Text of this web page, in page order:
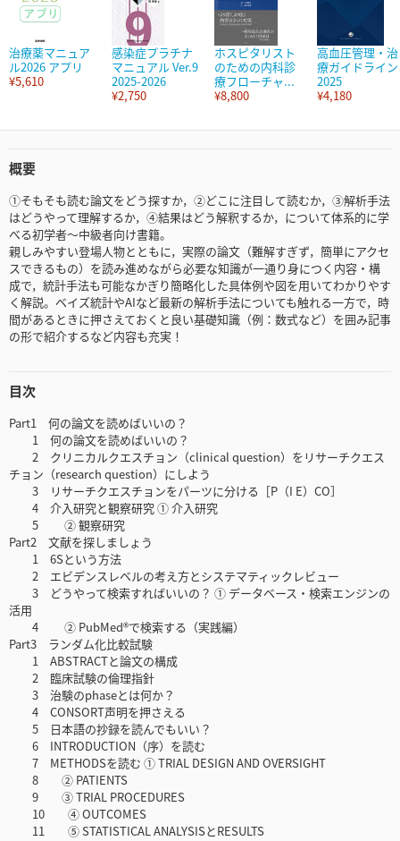
治療薬マニュア
ル2026 アプリ
¥5,610
感染症プラチナ
マニュアル Ver.9
2025-2026
¥2,750
ホスピタリスト
のための内科診
療フローチャ...
¥8,800
高血圧管理・治
療ガイドライン
2025
¥4,180
概要
①そもそも読む論文をどう探すか，②どこに注目して読むか，③解析手法
はどうやって理解するか，④結果はどう解釈するか，について体系的に学
べる初学者～中級者向け書籍。
親しみやすい登場人物とともに，実際の論文（難解すぎず，簡単にアクセ
スできるもの）を読み進めながら必要な知識が一通り身につく内容・構
成で，統計手法も可能なかぎり簡略化した具体例や図を用いてわかりやす
く解説。ベイズ統計やAIなど最新の解析手法についても触れる一方で，時
間があるときに押さえておくと良い基礎知識（例：数式など）を囲み記事
の形で紹介するなど内容も充実！
目次
Part1 何の論文を読めばいいの？
1 何の論文を読めばいいの？
2 クリニカルクエスチョン（clinical question）をリサーチクエス
チョン（research question）にしよう
3 リサーチクエスチョンをパーツに分ける［P（I E）CO］
4 介入研究と観察研究 ① 介入研究
5 ② 観察研究
Part2 文献を探しましょう
1 6Sという方法
2 エビデンスレベルの考え方とシステマティックレビュー
3 どうやって検索すればいいの？ ① データベース・検索エンジンの
活用
4 ② PubMed®で検索する（実践編）
Part3 ランダム化比較試験
1 ABSTRACTと論文の構成
2 臨床試験の倫理指針
3 治験のphaseとは何か？
4 CONSORT声明を押さえる
5 日本語の抄録を読んでもいい？
6 INTRODUCTION（序）を読む
7 METHODSを読む ① TRIAL DESIGN AND OVERSIGHT
8 ② PATIENTS
9 ③ TRIAL PROCEDURES
10 ④ OUTCOMES
11 ⑤ STATISTICAL ANALYSISとRESULTS